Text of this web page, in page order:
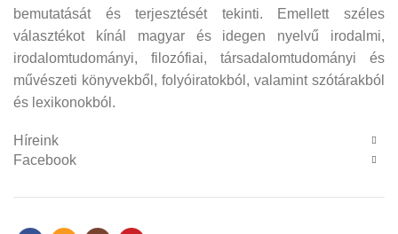
bemutatását és terjesztését tekinti. Emellett széles
választékot kínál magyar és idegen nyelvű irodalmi,
irodalomtudományi, filozófiai, társadalomtudományi és
művészeti könyvekből, folyóiratokból, valamint szótárakból
és lexikonokból.
Híreink
Facebook